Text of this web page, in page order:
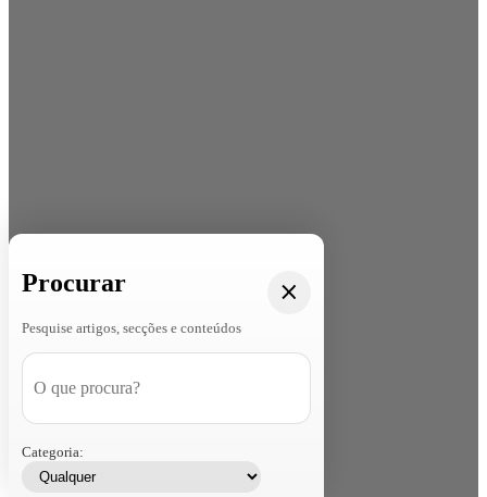
Procurar
Pesquise artigos, secções e conteúdos
Categoria: